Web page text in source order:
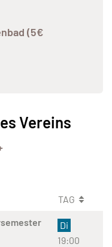
(5€
Vereins
TAG
Di
19:00